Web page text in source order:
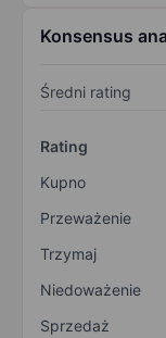
Konsensus
Średni rating
Rating
Kupno
Przeważenie
Trzymaj
Niedoważenie
Sprzedaż